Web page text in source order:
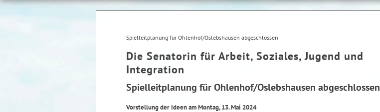
Spielleitplanung für Ohlenhof/Oslebshausen abgeschlossen
Die Senatorin für Arbeit, Soziales, Jugend und
Integration
Spielleitplanung für Ohlenhof/Oslebshausen abgeschlossen
Vorstellung der Ideen am Montag, 13. Mai 2024